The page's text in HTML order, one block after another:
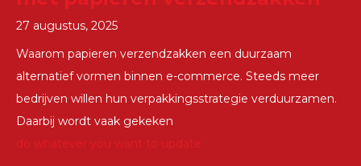
27 augustus, 2025
Waarom papieren verzendzakken een duurzaam
alternatief vormen binnen e-commerce. Steeds meer
bedrijven willen hun verpakkingsstrategie verduurzamen.
Daarbij wordt vaak gekeken
do whatever you want to update